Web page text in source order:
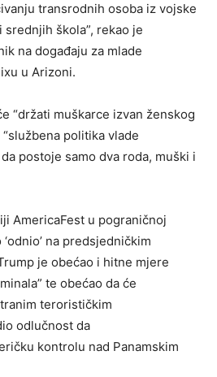
transrodnih osoba iz vojske
škola”, rekao je
na događaju za mlade
u Arizoni.
“držati muškarce izvan ženskog
politika vlade
postoje samo dva roda, muški i
AmericaFest u pograničnoj
na predsjedničkim
je obećao i hitne mjere
te obećao da će
terorističkim
odlučnost da
kontrolu nad Panamskim